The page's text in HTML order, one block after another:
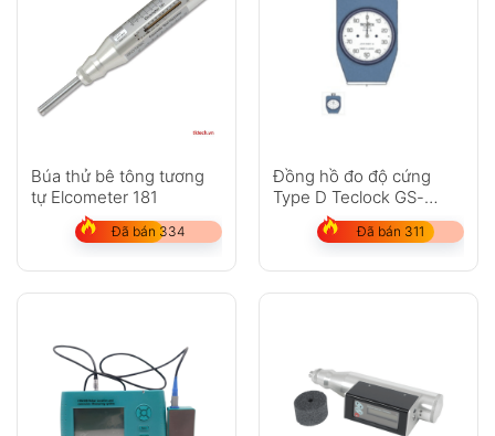
Búa thử bê tông tương
tự Elcometer 181
Đã bán 334
Đồng hồ đo độ cứng
Type D Teclock GS-
Đã bán 311